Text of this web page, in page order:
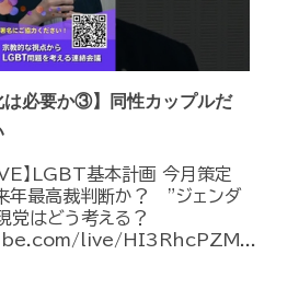
は必要か③】同性カップルだ
】LGBT基本計画 今月策定
最高裁判断か？ ”ジェンダ
はどう考える？
live/HI3RhcPZM...